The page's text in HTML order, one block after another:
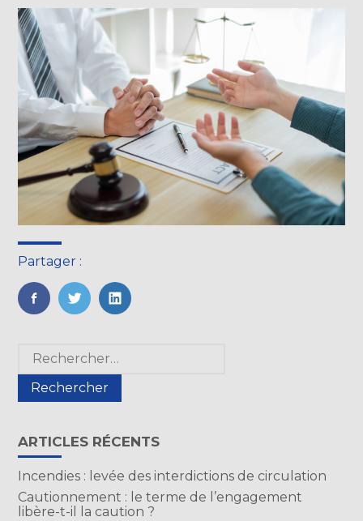
Partager :
FaceBook
TwitterLinkedIn
Blog
sidebar
Rechercher :
ARTICLES RÉCENTS
Incendies : levée des interdictions de circulation
Cautionnement : le terme de l’engagement
libère-t-il la caution ?